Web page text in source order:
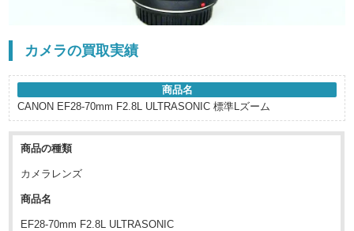
カメラの買取実績
商品名
CANON EF28-70mm F2.8L ULTRASONIC 標準Lズーム
商品の種類
カメラレンズ
商品名
EF28-70mm F2.8L ULTRASONIC